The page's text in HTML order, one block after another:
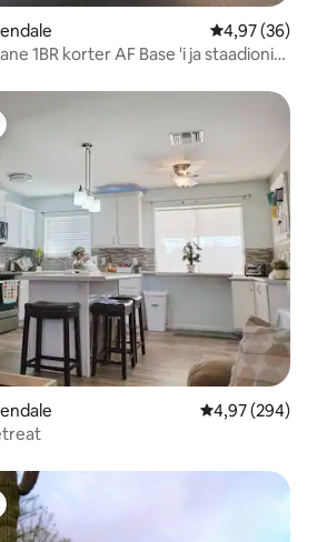
Keskmine
4,97 (36)
1BR korter AF Base 'i ja staadioni
Keskmine
4,97 (294)